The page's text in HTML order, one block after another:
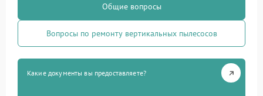
Общие вопросы
Вопросы по ремонту вертикальных пылесосов
Какие документы вы предоставляете?